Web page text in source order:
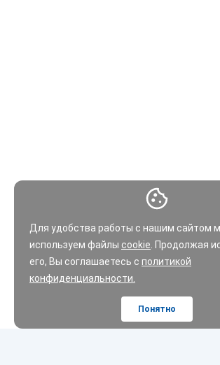
Для удобства работы с нашим сайтом
используем файлы cookie . Продолжая
его, Вы соглашаетесь с политикой
конфиденциальности.
Понятно